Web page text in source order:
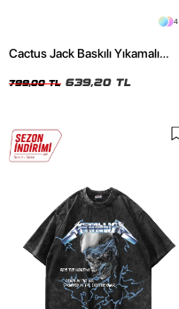
4
Cactus Jack Baskılı Yıkamalı
799,00 TL 639,20 TL